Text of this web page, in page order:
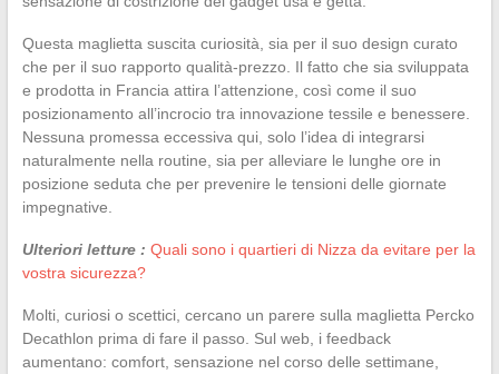
Questa maglietta suscita curiosità, sia per il suo design curato
che per il suo rapporto qualità-prezzo. Il fatto che sia sviluppata
e prodotta in Francia attira l’attenzione, così come il suo
posizionamento all’incrocio tra innovazione tessile e benessere.
Nessuna promessa eccessiva qui, solo l’idea di integrarsi
naturalmente nella routine, sia per alleviare le lunghe ore in
posizione seduta che per prevenire le tensioni delle giornate
impegnative.
Ulteriori letture : Quali sono i quartieri di Nizza da evitare per la
vostra sicurezza?
Molti, curiosi o scettici, cercano un parere sulla maglietta Percko
Decathlon prima di fare il passo. Sul web, i feedback
aumentano: comfort, sensazione nel corso delle settimane,